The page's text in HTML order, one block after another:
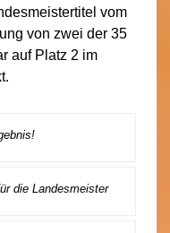
vom
von zwei der 35
auf Platz 2 im
die Landesmeister